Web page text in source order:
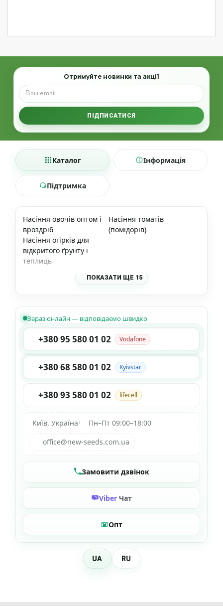
Email
Отримуйте новинки та акції
ПІДПИСАТИСЯ
Каталог Інформація
Підтримка
Насіння овочів оптом і
вроздріб
Насіння томатів
(помідорів)
Насіння огірків для
відкритого ґрунту і
теплиць
ПОКАЗАТИ ЩЕ 15
Зараз онлайн — відповідаємо швидко
+380 95 580 01 02 Vodafone
+380 68 580 01 02 Kyivstar
+380 93 580 01 02 lifecell
Київ, Україна•
Пн–Пт 09:00–18:00
office@new-seeds.com.ua
Замовити дзвінок
Viber Чат
Опт
UA RU